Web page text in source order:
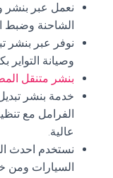
نعمل عبر بنشر
الشاحنة وضبط
نوفر عبر بنشر
وصيانة التواير
بنشر متنقل
خدمة بنشر
الفرامل مع
عالية.
نستخدم احدث
السيارات ومن